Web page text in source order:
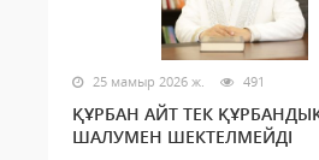
25 мамыр 2026 ж. 491
ҚҰРБАН АЙТ ТЕК
ШАЛУМЕН ШЕКТЕЛМЕЙДІ